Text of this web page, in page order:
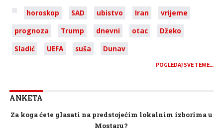
horoskop SAD ubistvo Iran
vrijeme
prognoza
Trump dnevni otac
Džeko
Sladić
UEFA suša Dunav
POGLEDAJ SVE TEME…
ANKETA
Za koga ćete glasati na predstojećim lokalnim izborima u
Mostaru?